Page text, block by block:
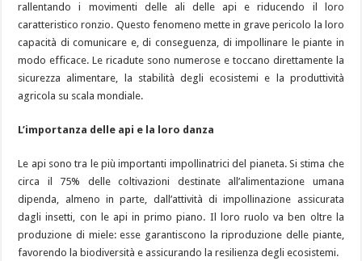
rallentando i movimenti delle ali delle api e riducendo il loro
caratteristico ronzio. Questo fenomeno mette in grave pericolo la loro
capacità di comunicare e, di conseguenza, di impollinare le piante in
modo efficace. Le ricadute sono numerose e toccano direttamente la
sicurezza alimentare, la stabilità degli ecosistemi e la produttività
agricola su scala mondiale.
L’importanza delle api e la loro danza
Le api sono tra le più importanti impollinatrici del pianeta. Si stima che
circa il 75% delle coltivazioni destinate all’alimentazione umana
dipenda, almeno in parte, dall’attività di impollinazione assicurata
dagli insetti, con le api in primo piano. Il loro ruolo va ben oltre la
produzione di miele: esse garantiscono la riproduzione delle piante,
favorendo la biodiversità e assicurando la resilienza degli ecosistemi.